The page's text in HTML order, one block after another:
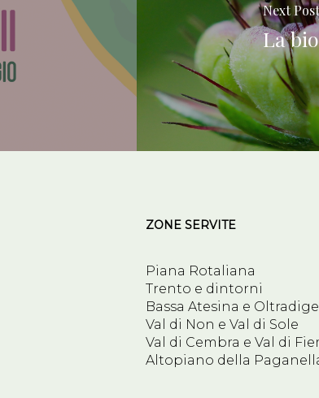
Next Post
La
ZONE SERVITE
Piana Rotaliana
Trento e dintorni
Bassa Atesina e Oltradige
Val di Non e Val di Sole
Val di Cembra e Val di
Altopiano della